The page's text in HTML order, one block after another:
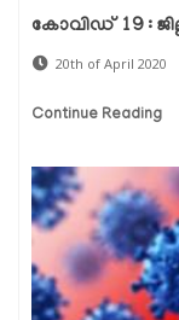
കോവിഡ് 19 :
20th of April 2020
Continue Reading